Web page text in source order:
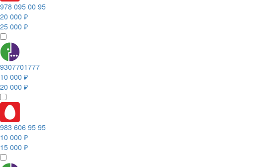
978 095 00 95
20 000 ₽
25 000 ₽
9307701777
10 000 ₽
20 000 ₽
983 606 95 95
10 000 ₽
15 000 ₽